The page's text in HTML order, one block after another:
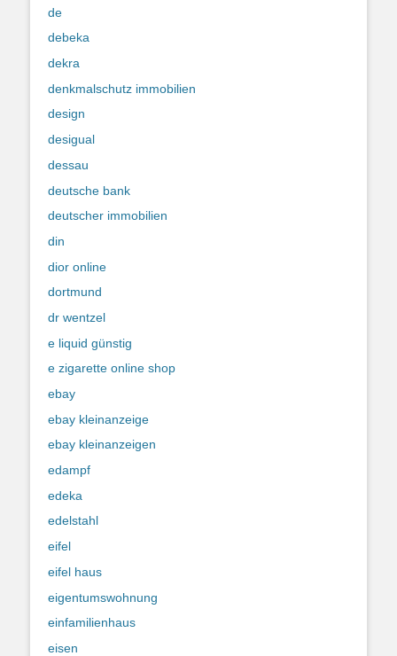
de
debeka
dekra
denkmalschutz immobilien
design
desigual
dessau
deutsche bank
deutscher immobilien
din
dior online
dortmund
dr wentzel
e liquid günstig
e zigarette online shop
ebay
ebay kleinanzeige
ebay kleinanzeigen
edampf
edeka
edelstahl
eifel
eifel haus
eigentumswohnung
einfamilienhaus
eisen